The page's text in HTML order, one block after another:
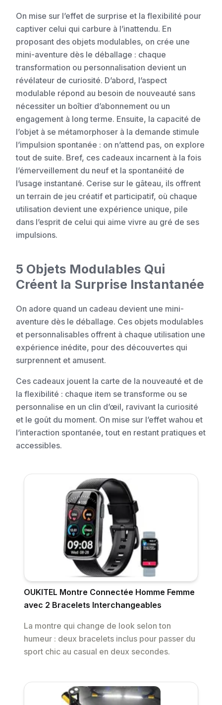
On mise sur l’effet de surprise et la flexibilité pour
captiver celui qui carbure à l’inattendu. En
proposant des objets modulables, on crée une
mini-aventure dès le déballage : chaque
transformation ou personnalisation devient un
révélateur de curiosité. D’abord, l’aspect
modulable répond au besoin de nouveauté sans
nécessiter un boîtier d’abonnement ou un
engagement à long terme. Ensuite, la capacité de
l’objet à se métamorphoser à la demande stimule
l’impulsion spontanée : on n’attend pas, on explore
tout de suite. Bref, ces cadeaux incarnent à la fois
l’émerveillement du neuf et la spontanéité de
l’usage instantané. Cerise sur le gâteau, ils offrent
un terrain de jeu créatif et participatif, où chaque
utilisation devient une expérience unique, pile
dans l’esprit de celui qui aime vivre au gré de ses
impulsions.
5 Objets Modulables Qui
Créent la Surprise Instantanée
On adore quand un cadeau devient une mini-
aventure dès le déballage. Ces objets modulables
et personnalisables offrent à chaque utilisation une
expérience inédite, pour des découvertes qui
surprennent et amusent.
Ces cadeaux jouent la carte de la nouveauté et de
la flexibilité : chaque item se transforme ou se
personnalise en un clin d’œil, ravivant la curiosité
et le goût du moment. On mise sur l’effet wahou et
l’interaction spontanée, tout en restant pratiques et
accessibles.
OUKITEL Montre Connectée Homme Femme
avec 2 Bracelets Interchangeables
La montre qui change de look selon ton
humeur : deux bracelets inclus pour passer du
sport chic au casual en deux secondes.